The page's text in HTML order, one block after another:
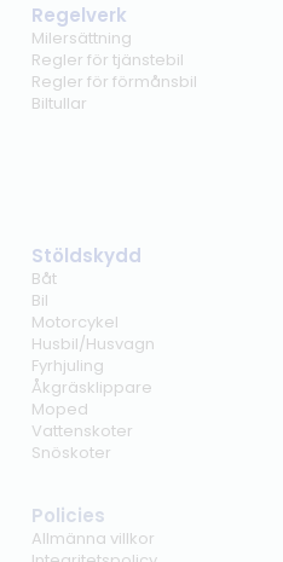
Regelverk
Milersättning
Regler för tjänstebil
Regler för förmånsbil
Biltullar
Stöldskydd
Båt
Bil
Motorcykel
Husbil/Husvagn
Fyrhjuling
Åkgräsklippare
Moped
Vattenskoter
Snöskoter
Policies
Allmänna villkor